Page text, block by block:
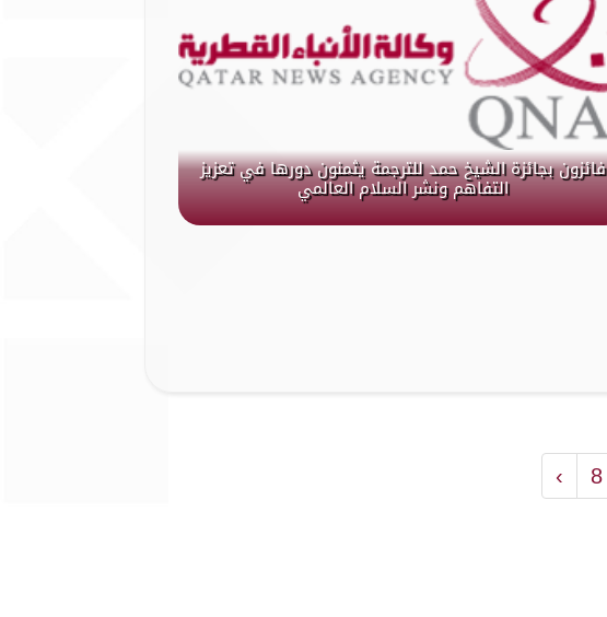
فائزون بجائزة الشيخ حمد للترجمة يثمنون دورها في تعزيز
التفاهم ونشر السلام العالمي
8
›